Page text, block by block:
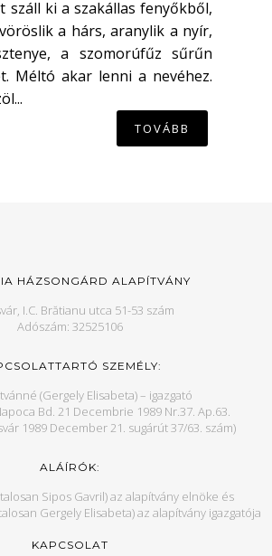
száll ki a szakállas fenyőkből,
a hárs, aranylik a nyír,
a szomorúfűz sűrűn
Méltó akar lenni a nevéhez.
TOVÁBB
HÁZSONGÁRD ALAPÍTVÁNY
I.C. Brătianu utca 51-53 szám
Adószám: 32525106
SZEMÉLY:
(Gergely Elisabeta) – igazgató
Bd. 21 Decembrie 1989 Nr.37. Ap.63.
1989 December 21. sugárút 37/63. szám)
ALÁÍRÓK:
Sipos Gavril) az alapítvány elnöke és
Gergely Elisabeta) az alapítvány igazgatója
KAPCSOLAT